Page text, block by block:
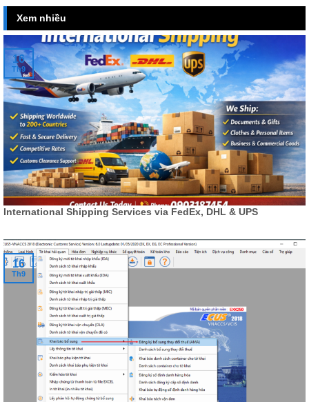
Xem nhiều
International Shipping Services via FedEx, DHL & UPS
16
Th9
16
Th9